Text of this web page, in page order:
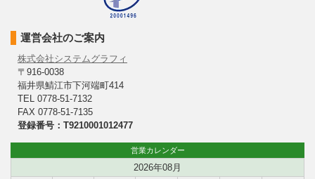
運営会社のご案内
株式会社システムグラフィ
〒916-0038
福井県鯖江市下河端町414
TEL 0778-51-7132
FAX 0778-51-7135
登録番号：T9210001012477
営業カレンダー
2026年08月